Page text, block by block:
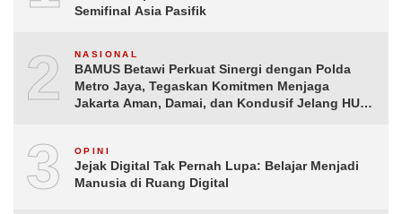
Semifinal Asia Pasifik
2 NASIONAL
BAMUS Betawi Perkuat Sinergi dengan Polda
Metro Jaya, Tegaskan Komitmen Menjaga
Jakarta Aman, Damai, dan Kondusif Jelang HUT
3 OPINI
Jejak Digital Tak Pernah Lupa: Belajar Menjadi
Manusia di Ruang Digital